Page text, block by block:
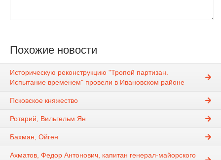
Похожие новости
Историческую реконструкцию "Тропой партизан.
Испытание временем" провели в Ивановском районе
Псковское княжество
Ротарий, Вильгельм Ян
Бахман, Ойген
Ахматов, Федор Антонович, капитан генерал-майорского